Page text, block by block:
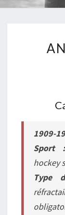
1909-
Sport
hockey
Type